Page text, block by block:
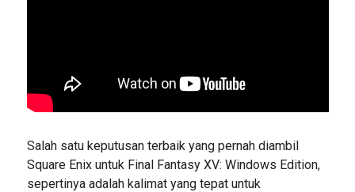
Salah satu keputusan terbaik yang pernah diambil
Square Enix untuk Final Fantasy XV: Windows Edition,
sepertinya adalah kalimat yang tepat untuk